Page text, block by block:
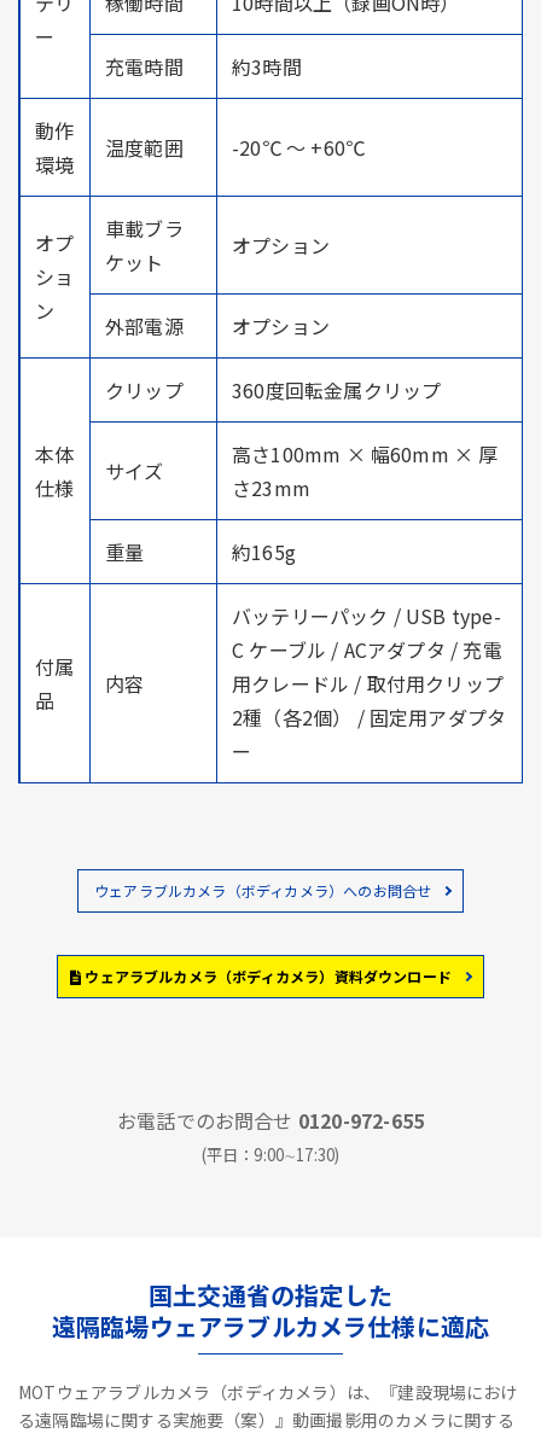
ー
充電時間 約3時間
動作
環境
温度範囲 -20℃ ～ +60℃
オプ
ショ
ン
車載ブラ
ケット
オプション
外部電源 オプション
本体
仕様
クリップ 360度回転金属クリップ
サイズ
高さ100mm × 幅60mm × 厚
さ23mm
重量 約165g
付属
品
内容
バッテリーパック / USB type-
C ケーブル / ACアダプタ / 充電
用クレードル / 取付用クリップ
2種（各2個） / 固定用アダプタ
ー
ウェアラブルカメラ（ボディカメラ）へのお問合せ
ウェアラブルカメラ（ボディカメラ）資料ダウンロード
お電話でのお問合せ 0120-972-655
(平日：9:00∼17:30)
国土交通省の指定した
遠隔臨場ウェアラブルカメラ仕様に適応
MOTウェアラブルカメラ（ボディカメラ）は、『建設現場におけ
る遠隔臨場に関する実施要（案）』動画撮影用のカメラに関する